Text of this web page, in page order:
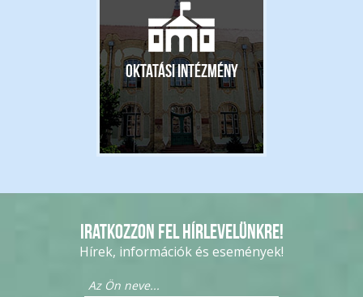
Oktatási intézmény
Iratkozzon fel hírlevelünkre!
Hírek, információk és események!